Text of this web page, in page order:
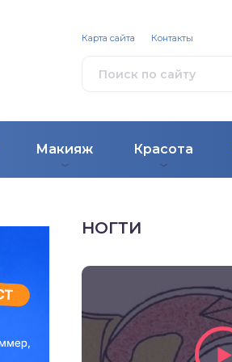
Макияж Красота
Карта сайта Контакты
НОГТИ